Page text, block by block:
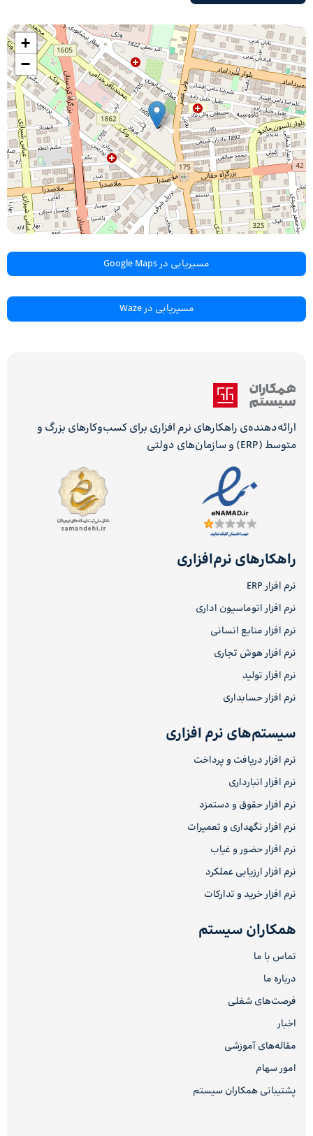
+
−
مسیریابی در Google Maps
مسیریابی در Waze
ارائه‌دهنده‌ی راهکارهای نرم افزاری برای کسب‌وکارهای بزرگ و
متوسط (ERP) و سازمان‌های دولتی
راهکارهای نرم‌افزاری
نرم افزار ERP
نرم افزار اتوماسیون اداری
نرم افزار منابع انسانی
نرم افزار هوش تجاری
نرم افزار تولید
نرم افزار حسابداری
سیستم‌های نرم افزاری
نرم افزار دریافت و پرداخت
نرم افزار انبارداری
نرم افزار حقوق و دستمزد
نرم افزار نگهداری و تعمیرات
نرم افزار حضور و غیاب
نرم افزار ارزیابی عملکرد
نرم افزار خرید و تدارکات
همکاران سیستم
تماس با ما
درباره ما
فرصت‌های شغلی
اخبار
مقاله‌های آموزشی
امور سهام
پشتیبانی همکاران سیستم